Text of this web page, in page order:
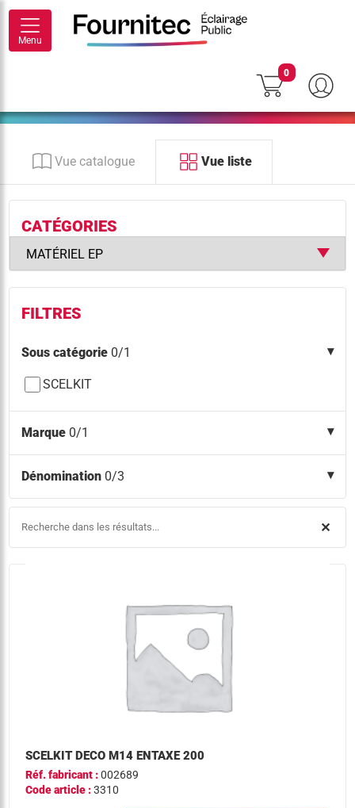
Menu
0
Vue catalogue Vue liste
CATÉGORIES
FILTRES
Sous catégorie 0/1
SCELKIT
Marque 0/1
Dénomination 0/3
✕
SCELKIT DECO M14 ENTAXE 200
Réf. fabricant :002689
Code article :3310